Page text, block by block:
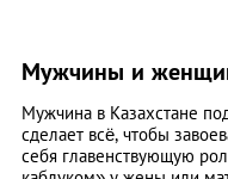
Мужчины и
Мужчина в Казахстане
сделает всё, чтобы
себя главенствующую